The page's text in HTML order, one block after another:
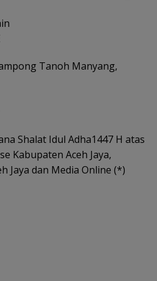
Tanoh Manyang,
Shalat Idul Adha1447 H atas
Kabupaten Aceh Jaya,
Jaya dan Media Online (*)